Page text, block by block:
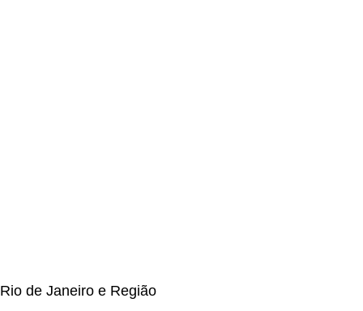
Rio de Janeiro e Região